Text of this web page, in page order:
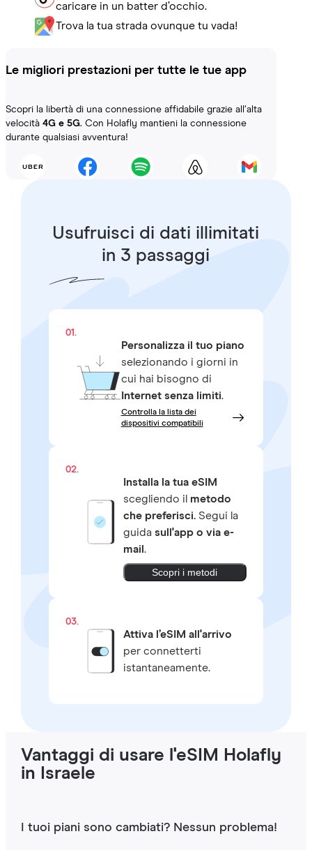
caricare in un batter d’occhio.
Trova la tua strada ovunque tu vada!
Le migliori prestazioni per tutte le tue app
Scopri la libertà di una connessione affidabile grazie all’alta
velocità 4G e 5G. Con Holafly mantieni la connessione
durante qualsiasi avventura!
Usufruisci di dati illimitati
in 3 passaggi
01.
Personalizza il tuo piano
selezionando i giorni in
cui hai bisogno di
Internet senza limiti.
Controlla la lista dei
dispositivi compatibili
02.
Installa la tua eSIM
scegliendo il metodo
che preferisci.Segui la
guida sull'app o via e-
mail .
Scopri i metodi
03.
Attiva l’eSIM all'arrivo
per connetterti
istantaneamente.
Vantaggi di usare l'eSIM Holafly
in Israele
I tuoi piani sono cambiati? Nessun problema!